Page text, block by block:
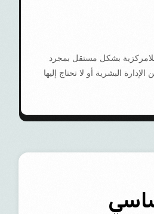
بشكل مستقل بمجرد
البشرية أو لا تحتاج إليها